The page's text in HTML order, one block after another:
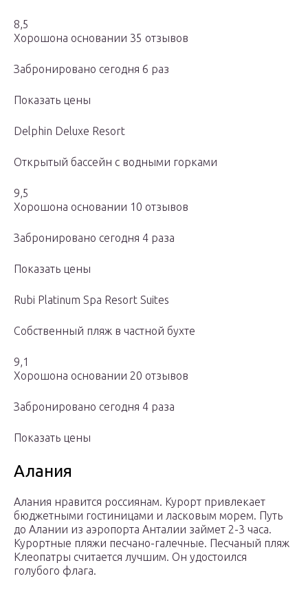
8,5
Хорошона основании 35 отзывов
Забронировано сегодня 6 раз
Показать цены
Delphin Deluxe Resort
Открытый бассейн с водными горками
9,5
Хорошона основании 10 отзывов
Забронировано сегодня 4 раза
Показать цены
Rubi Platinum Spa Resort Suites
Собственный пляж в частной бухте
9,1
Хорошона основании 20 отзывов
Забронировано сегодня 4 раза
Показать цены
Алания
Алания нравится россиянам. Курорт привлекает
бюджетными гостиницами и ласковым морем. Путь
до Алании из аэропорта Анталии займет 2-3 часа.
Курортные пляжи песчано-галечные. Песчаный пляж
Клеопатры считается лучшим. Он удостоился
голубого флага.